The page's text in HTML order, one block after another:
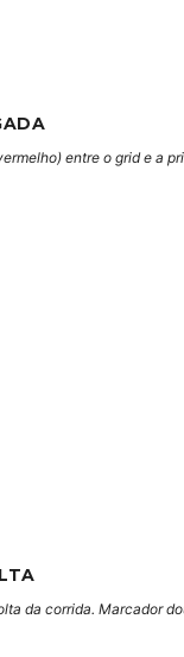
entre o grid e a
da corrida. Marcador